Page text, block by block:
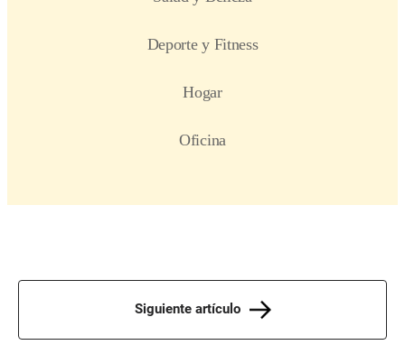
Siguiente artículo